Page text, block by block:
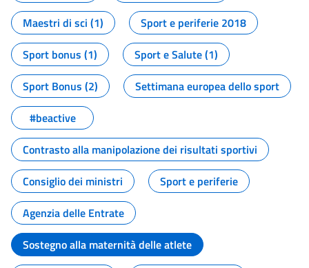
Maestri di sci (1)
Sport e periferie 2018
Sport bonus (1)
Sport e Salute (1)
Sport Bonus (2)
Settimana europea dello sport
#beactive
Contrasto alla manipolazione dei risultati sportivi
Consiglio dei ministri
Sport e periferie
Agenzia delle Entrate
Sostegno alla maternità delle atlete